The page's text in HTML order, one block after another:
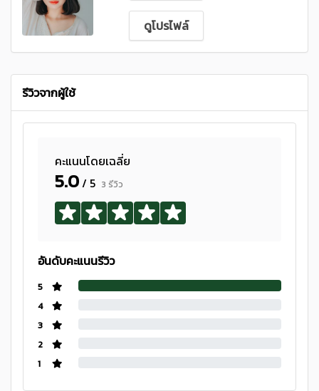
ดูโปรไฟล์
รีวิวจากผู้ใช้
คะแนนโดยเฉลี่ย
5.0/ 5 3 รีวิว
อันดับคะแนนรีวิว
5
4
3
2
1